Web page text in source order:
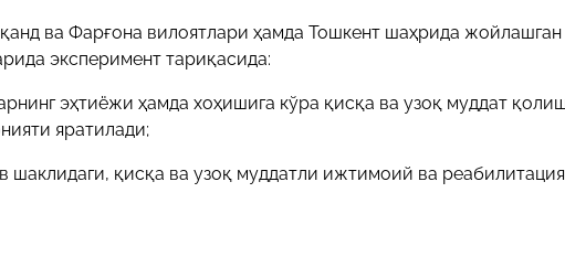
ва Фарғона вилоятлари ҳамда Тошкент шаҳрида жойлашган
эксперимент тариқасида:
эҳтиёжи ҳамда хоҳишига кўра қисқа ва узоқ муддат
яратилади;
шаклидаги, қисқа ва узоқ муддатли ижтимоий ва реабилитация